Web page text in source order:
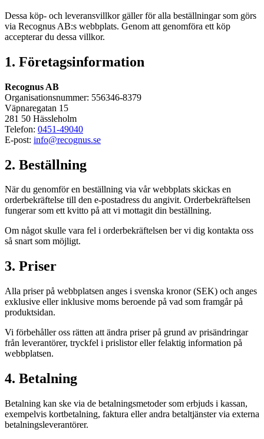
Dessa köp- och leveransvillkor gäller för alla beställningar som görs
via Recognus AB:s webbplats. Genom att genomföra ett köp
accepterar du dessa villkor.
1. Företagsinformation
Recognus AB
Organisationsnummer: 556346-8379
Väpnaregatan 15
281 50 Hässleholm
Telefon: 0451-49040
E-post: info@recognus.se
2. Beställning
När du genomför en beställning via vår webbplats skickas en
orderbekräftelse till den e-postadress du angivit. Orderbekräftelsen
fungerar som ett kvitto på att vi mottagit din beställning.
Om något skulle vara fel i orderbekräftelsen ber vi dig kontakta oss
så snart som möjligt.
3. Priser
Alla priser på webbplatsen anges i svenska kronor (SEK) och anges
exklusive eller inklusive moms beroende på vad som framgår på
produktsidan.
Vi förbehåller oss rätten att ändra priser på grund av prisändringar
från leverantörer, tryckfel i prislistor eller felaktig information på
webbplatsen.
4. Betalning
Betalning kan ske via de betalningsmetoder som erbjuds i kassan,
exempelvis kortbetalning, faktura eller andra betaltjänster via externa
betalningsleverantörer.